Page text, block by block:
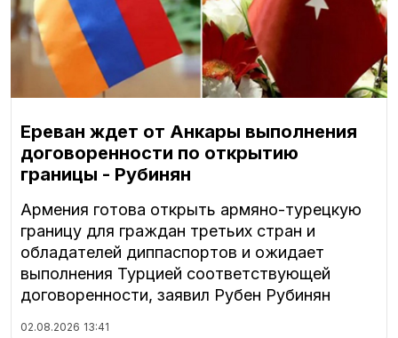
Ереван ждет от Анкары выполнения
договоренности по открытию
границы - Рубинян
Армения готова открыть армяно-турецкую
границу для граждан третьих стран и
обладателей диппаспортов и ожидает
выполнения Турцией соответствующей
договоренности, заявил Рубен Рубинян
02.08.2026 13:41